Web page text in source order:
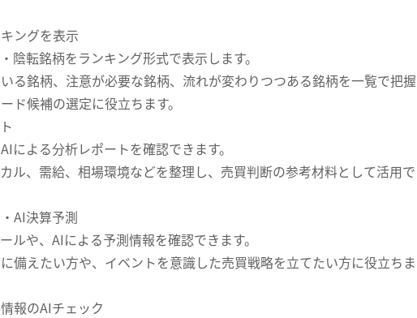
ングを表示
陰転銘柄をランキング形式で表示します。
る銘柄、注意が必要な銘柄、流れが変わりつつある銘柄を一覧で把握
ド候補の選定に役立ちます。
による分析レポートを確認できます。
ル、需給、相場環境などを整理し、売買判断の参考材料として活用で
AI決算予測
ルや、AIによる予測情報を確認できます。
備えたい方や、イベントを意識した売買戦略を立てたい方に役立ちま
報のAIチェック